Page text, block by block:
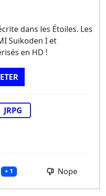
dans les Étoiles. Les
Suikoden I et
en HD !
JRPG
+ 1 Nope